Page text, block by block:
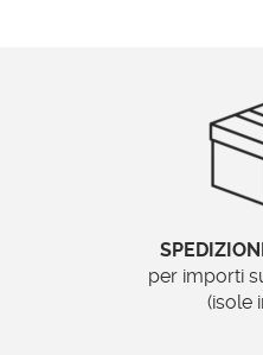
per importi
(isole